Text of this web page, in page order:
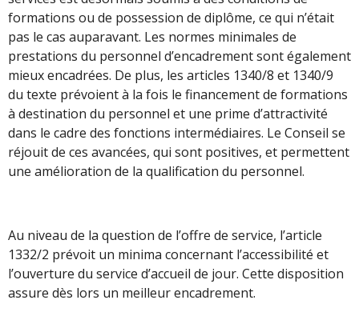
formations ou de possession de diplôme, ce qui n’était
pas le cas auparavant. Les normes minimales de
prestations du personnel d’encadrement sont également
mieux encadrées. De plus, les articles 1340/8 et 1340/9
du texte prévoient à la fois le financement de formations
à destination du personnel et une prime d’attractivité
dans le cadre des fonctions intermédiaires. Le Conseil se
réjouit de ces avancées, qui sont positives, et permettent
une amélioration de la qualification du personnel.
Au niveau de la question de l’offre de service, l’article
1332/2 prévoit un minima concernant l’accessibilité et
l’ouverture du service d’accueil de jour. Cette disposition
assure dès lors un meilleur encadrement.